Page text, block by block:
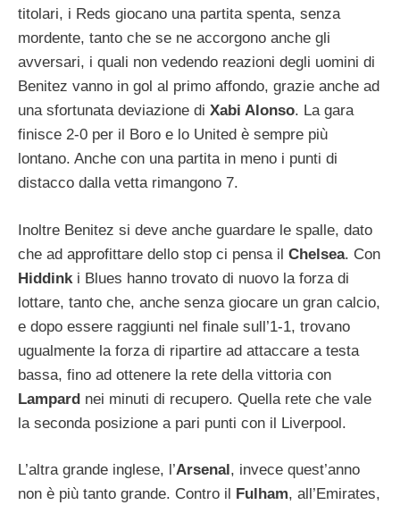
titolari, i Reds giocano una partita spenta, senza
mordente, tanto che se ne accorgono anche gli
avversari, i quali non vedendo reazioni degli uomini di
Benitez vanno in gol al primo affondo, grazie anche ad
una sfortunata deviazione di Xabi Alonso. La gara
finisce 2-0 per il Boro e lo United è sempre più
lontano. Anche con una partita in meno i punti di
distacco dalla vetta rimangono 7.
Inoltre Benitez si deve anche guardare le spalle, dato
che ad approfittare dello stop ci pensa il Chelsea. Con
Hiddink i Blues hanno trovato di nuovo la forza di
lottare, tanto che, anche senza giocare un gran calcio,
e dopo essere raggiunti nel finale sull’1-1, trovano
ugualmente la forza di ripartire ad attaccare a testa
bassa, fino ad ottenere la rete della vittoria con
Lampard nei minuti di recupero. Quella rete che vale
la seconda posizione a pari punti con il Liverpool.
L’altra grande inglese, l’Arsenal, invece quest’anno
non è più tanto grande. Contro il Fulham, all’Emirates,